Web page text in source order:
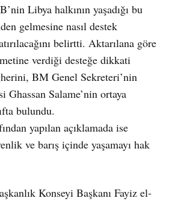
Libya halkının yaşadığı bu
gelmesine nasıl destek
belirtti. Aktarılana göre
verdiği desteğe dikkati
BM Genel Sekreteri’nin
Ghassan Salame’nin ortaya
bulundu.
yapılan açıklamada ise
ve barış içinde yaşamayı hak
Konseyi Başkanı Fayiz el-